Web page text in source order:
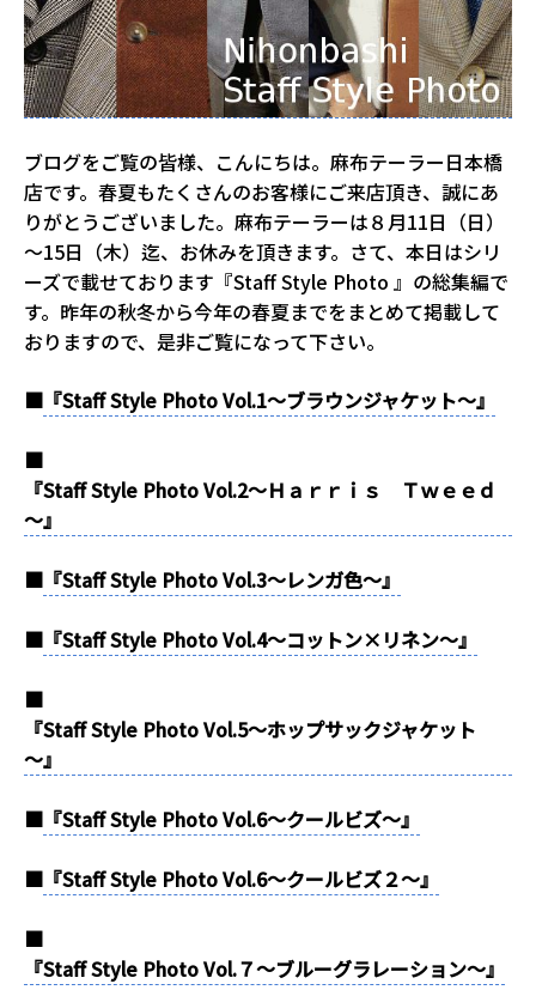
ブログをご覧の皆様、こんにちは。麻布テーラー日本橋
店です。春夏もたくさんのお客様にご来店頂き、誠にあ
りがとうございました。麻布テーラーは８月11日（日）
～15日（木）迄、お休みを頂きます。さて、本日はシリ
ーズで載せております『Staff Style Photo 』の総集編で
す。昨年の秋冬から今年の春夏までをまとめて掲載して
おりますので、是非ご覧になって下さい。
■ 『Staff Style Photo Vol.1～ブラウンジャケット～』
■
『Staff Style Photo Vol.2～Ｈａｒｒｉｓ Ｔｗｅｅｄ
～』
■ 『Staff Style Photo Vol.3～レンガ色～』
■ 『Staff Style Photo Vol.4～コットン×リネン～』
■
『Staff Style Photo Vol.5～ホップサックジャケット
～』
■ 『Staff Style Photo Vol.6～クールビズ～』
■ 『Staff Style Photo Vol.6～クールビズ２～』
■
『Staff Style Photo Vol.７～ブルーグラレーション～』